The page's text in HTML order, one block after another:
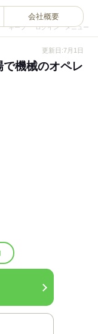
キープ ログイン メニュー
会社概要
更新日:7月1日
機械のオペレ